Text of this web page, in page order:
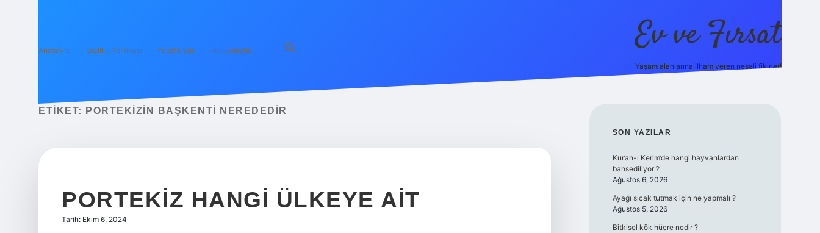
Anasayfa Gizlilik Politikası Yasal Uyarı Hakkımızda Ev ve Fırsat
Yaşam alanlarına ilham veren neşeli fikirler!
ETIKET: PORTEKIZIN BAŞKENTI NEREDEDIR
PORTEKIZ HANGI ÜLKEYE AIT
Tarih: Ekim 6, 2024
SIDEBAR
SON YAZILAR
Kur’an-ı Kerim’de hangi hayvanlardan
bahsediliyor ?
Ağustos 6, 2026
Ayağı sıcak tutmak için ne yapmalı ?
Ağustos 5, 2026
Bitkisel kök hücre nedir ?